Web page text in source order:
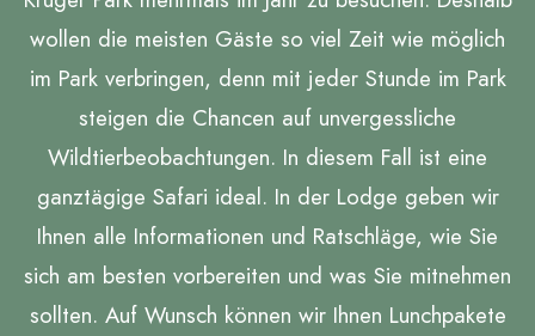
wollen die meisten Gäste so viel Zeit wie möglich
im Park verbringen, denn mit jeder Stunde im Park
steigen die Chancen auf unvergessliche
Wildtierbeobachtungen. In diesem Fall ist eine
ganztägige Safari ideal. In der Lodge geben wir
Ihnen alle Informationen und Ratschläge, wie Sie
sich am besten vorbereiten und was Sie mitnehmen
sollten. Auf Wunsch können wir Ihnen Lunchpakete